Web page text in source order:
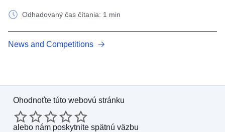
Odhadovaný čas čítania: 1 min
News and Competitions
Ohodnoťte túto webovú stránku
alebo nám poskytnite spätnú väzbu